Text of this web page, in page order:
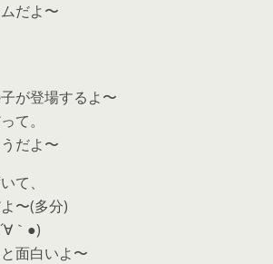
だよ〜
が登場するよ〜
て。
だよ〜
て、
〜(多分)
｀●)
面白いよ〜